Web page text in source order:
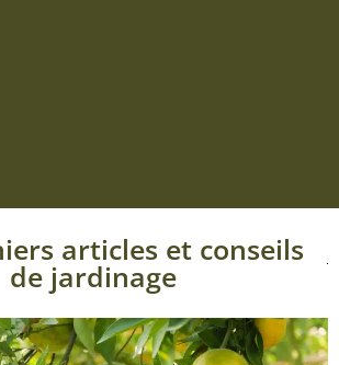
articles et conseils
de jardinage